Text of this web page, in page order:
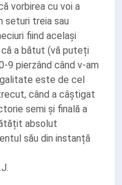
vorbirea cu voi a
seturi treia sau
fiind același
a bătut (vă puteți
9 pierzând când v-am
este de cel
când a câștigat
semi și finală a
absolut
său din instanță